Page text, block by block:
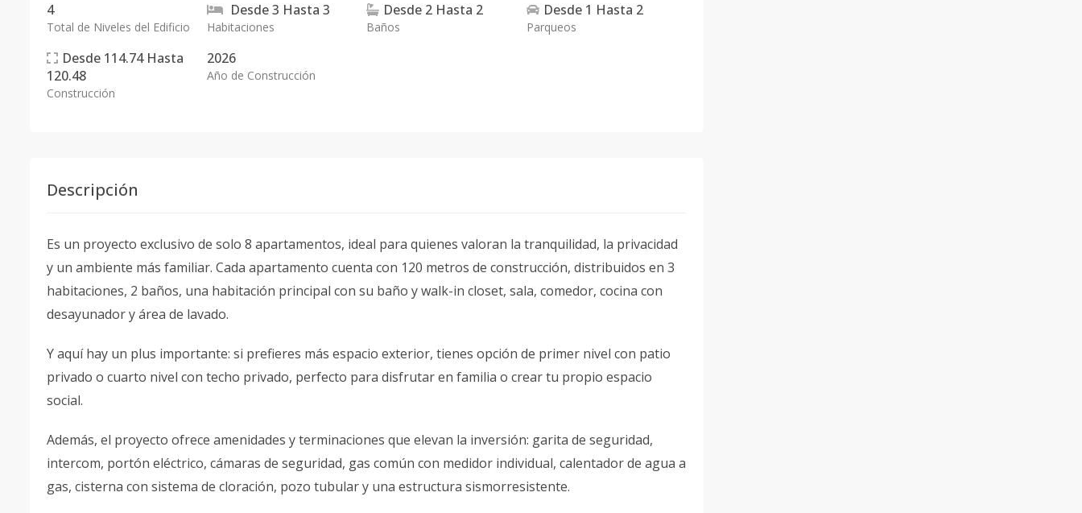
4
Total de Niveles del Edificio
Desde3 Hasta 3
Habitaciones
Desde 2 Hasta 2
Baños
Desde 1 Hasta 2
Parqueos
Desde 114.74 Hasta
120.48
Construcción
2026
Año de Construcción
Descripción
Es un proyecto exclusivo de solo 8 apartamentos, ideal para quienes valoran la tranquilidad, la privacidad
y un ambiente más familiar. Cada apartamento cuenta con 120 metros de construcción, distribuidos en 3
habitaciones, 2 baños, una habitación principal con su baño y walk-in closet, sala, comedor, cocina con
desayunador y área de lavado.
Y aquí hay un plus importante: si prefieres más espacio exterior, tienes opción de primer nivel con patio
privado o cuarto nivel con techo privado, perfecto para disfrutar en familia o crear tu propio espacio
social.
Además, el proyecto ofrece amenidades y terminaciones que elevan la inversión: garita de seguridad,
intercom, portón eléctrico, cámaras de seguridad, gas común con medidor individual, calentador de agua a
gas, cisterna con sistema de cloración, pozo tubular y una estructura sismorresistente.